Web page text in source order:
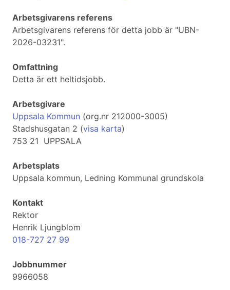
Arbetsgivarens referens
Arbetsgivarens referens för detta jobb är "UBN-
2026-03231".
Omfattning
Detta är ett heltidsjobb.
Arbetsgivare
Uppsala Kommun (org.nr 212000-3005)
Stadshusgatan 2 (visa karta)
753 21 UPPSALA
Arbetsplats
Uppsala kommun, Ledning Kommunal grundskola
Kontakt
Rektor
Henrik Ljungblom
018-727 27 99
Jobbnummer
9966058